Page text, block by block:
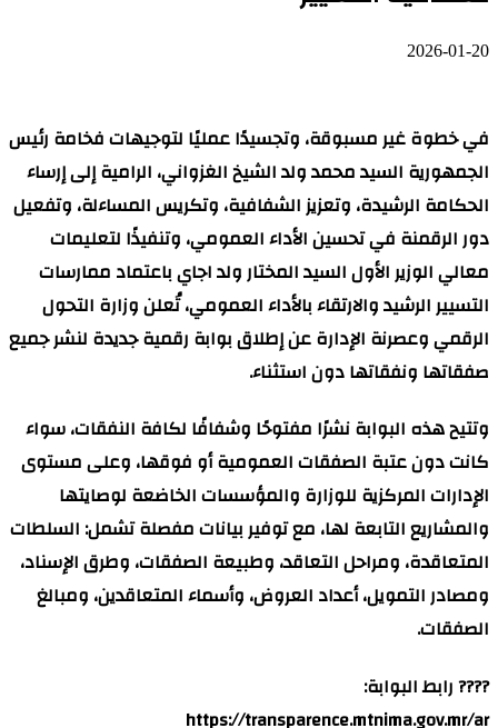
فخامة رئيس
الرامية إلى إرساء
المساءلة، وتفعيل
لتعليمات
باعتماد ممارسات
وزارة التحول
جديدة لنشر جميع
النفقات، سواء
وعلى مستوى
لوصايتها
مفصلة تشمل: السلطات
وطرق الإسناد،
ومبالغ